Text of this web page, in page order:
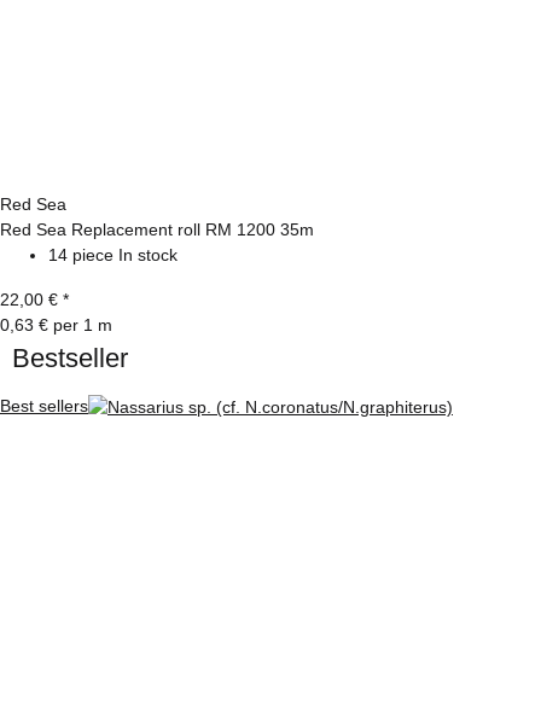
Red Sea
Red Sea Replacement roll RM 1200 35m
14 piece In stock
22,00 € *
0,63 € per 1 m
Bestseller
Best sellers